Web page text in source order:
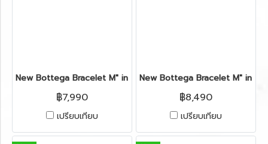
New Bottega Bracelet M" in Beige Leather SHW
฿7,990
เปรียบเทียบ
New Bottega Bracelet M" in
฿8,490
เปรียบเทียบ